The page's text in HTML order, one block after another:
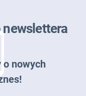
newslettera
o nowych